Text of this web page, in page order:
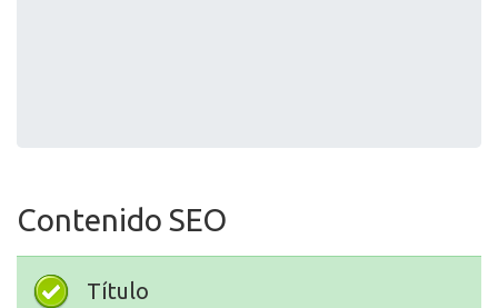
Contenido SEO
Título